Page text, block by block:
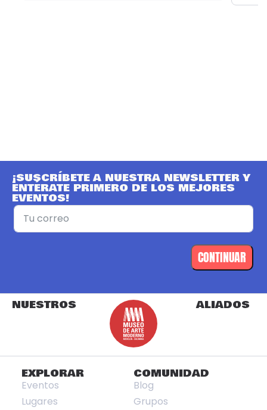
¡SUSCRÍBETE A NUESTRA NEWSLETTER Y
ENTÉRATE PRIMERO DE LOS MEJORES
EVENTOS!
CONTINUAR
NUESTROS ALIADOS
EXPLORAR
Eventos
Lugares
COMUNIDAD
Blog
Grupos